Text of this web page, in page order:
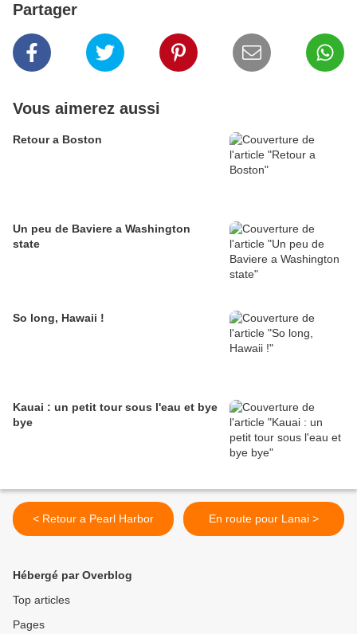
Partager
Vous aimerez aussi
Retour a Boston
Un peu de Baviere a Washington
state
So long, Hawaii !
Kauai : un petit tour sous l'eau et bye
bye
< Retour a Pearl Harbor En route pour Lanai >
Hébergé par Overblog
Top articles
Pages